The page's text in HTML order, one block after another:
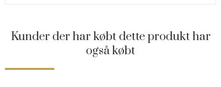
Kunder der har købt dette produkt har
også købt